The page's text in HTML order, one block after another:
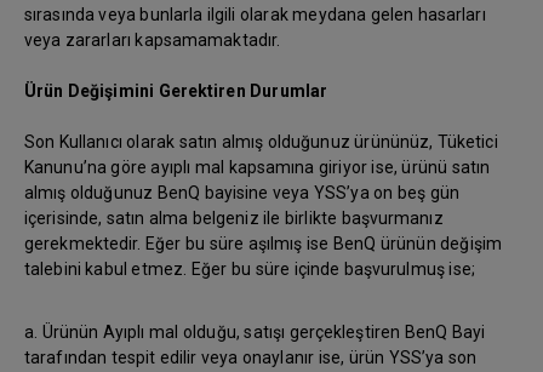
sırasında veya bunlarla ilgili olarak meydana gelen hasarları
veya zararları kapsamamaktadır.
Ürün Değişimini Gerektiren Durumlar
Son Kullanıcı olarak satın almış olduğunuz ürününüz, Tüketici
Kanunu’na göre ayıplı mal kapsamına giriyor ise, ürünü satın
almış olduğunuz BenQ bayisine veya YSS’ya on beş gün
içerisinde, satın alma belgeniz ile birlikte başvurmanız
gerekmektedir. Eğer bu süre aşılmış ise BenQ ürünün değişim
talebini kabul etmez. Eğer bu süre içinde başvurulmuş ise;
a. Ürünün Ayıplı mal olduğu, satışı gerçekleştiren BenQ Bayi
tarafından tespit edilir veya onaylanır ise, ürün YSS’ya son